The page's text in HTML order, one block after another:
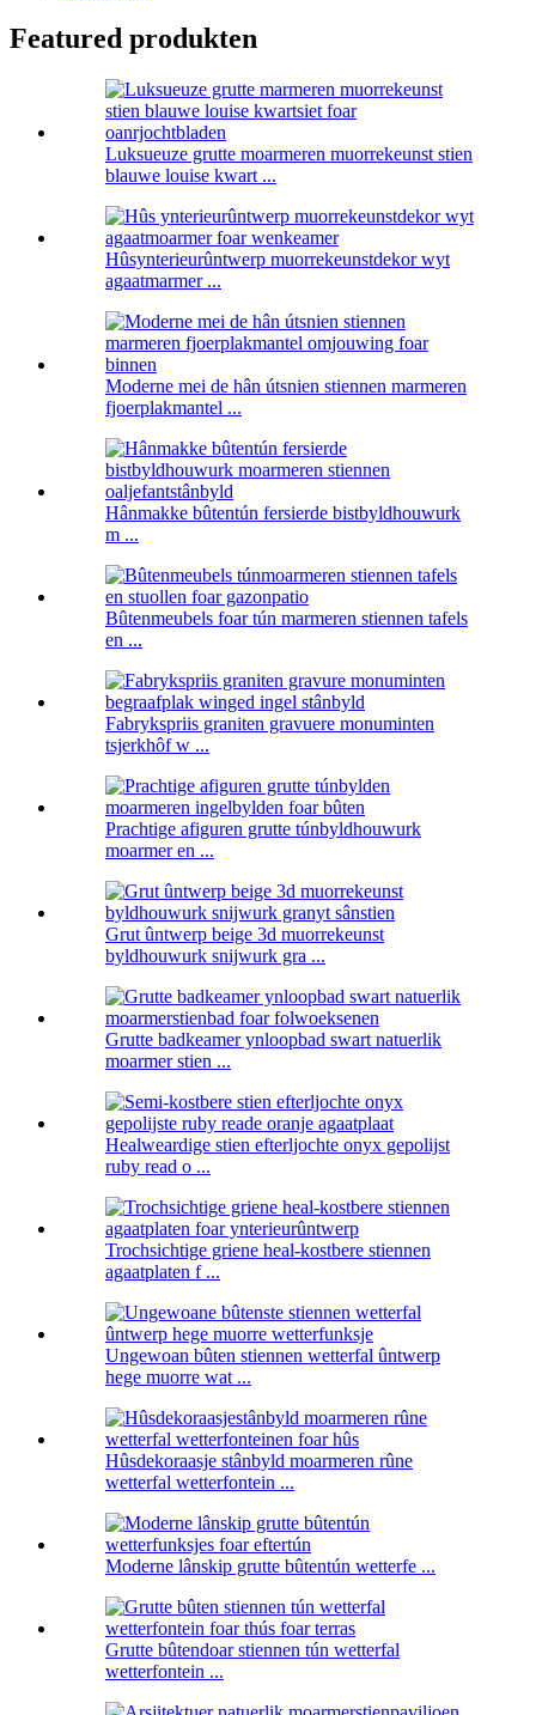
Featured produkten
Luksueuze grutte moarmeren muorrekeunst stien
blauwe louise kwart ...
Hûsynterieurûntwerp muorrekeunstdekor wyt
agaatmarmer ...
Moderne mei de hân útsnien stiennen marmeren
fjoerplakmantel ...
Hânmakke bûtentún fersierde bistbyldhouwurk
m ...
Bûtenmeubels foar tún marmeren stiennen tafels
en ...
Fabrykspriis graniten gravuere monuminten
tsjerkhôf w ...
Prachtige afiguren grutte túnbyldhouwurk
moarmer en ...
Grut ûntwerp beige 3d muorrekeunst
byldhouwurk snijwurk gra ...
Grutte badkeamer ynloopbad swart natuerlik
moarmer stien ...
Healweardige stien efterljochte onyx gepolijst
ruby ​​read o ...
Trochsichtige griene heal-kostbere stiennen
agaatplaten f ...
Ungewoan bûten stiennen wetterfal ûntwerp
hege muorre wat ...
Hûsdekoraasje stânbyld moarmeren rûne
wetterfal wetterfontein ...
Moderne lânskip grutte bûtentún wetterfe ...
Grutte bûtendoar stiennen tún wetterfal
wetterfontein ...